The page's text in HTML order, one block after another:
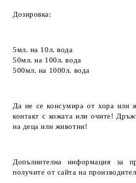
Дозировка:
5мл. на 10л.вода
50мл.на 100л.вода
500мл. на 1000л. вода
Да не се консумира от хора или
контакт с кожата или очите!
на деца или животни!
Допълнителна информация за
получите от сайта на